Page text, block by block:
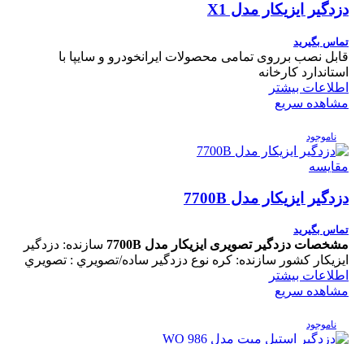
دزدگیر ایزیکار مدل X1
تماس بگیرید
قابل نصب برروی تمامی محصولات ایرانخودرو و سایپا با
استاندارد کارخانه
اطلاعات بیشتر
مشاهده سریع
ناموجود
مقایسه
دزدگیر ایزیکار مدل 7700B
تماس بگیرید
مشخصات دزدگير تصویری ایزیکار مدل 7700B
سازنده: دزدگیر
ایزیکار کشور سازنده: کره نوع دزدگير ساده/تصويري : تصويري
اطلاعات بیشتر
مشاهده سریع
ناموجود